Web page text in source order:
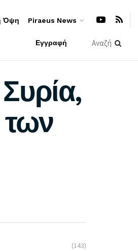
Όψη Piraeus News
Εγγραφή
των
(143)